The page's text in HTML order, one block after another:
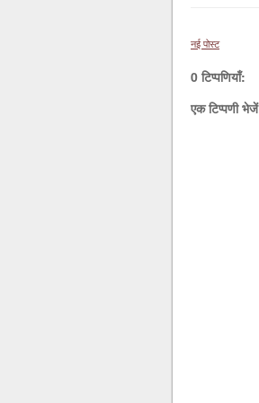
नई पोस्ट
0 टिप्पणियाँ:
एक टिप्पणी भेजें